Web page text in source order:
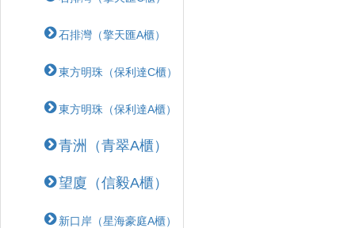
石排灣（擎天匯A櫃）
東方明珠（保利達C櫃）
東方明珠（保利達A櫃）
青洲（青翠A櫃）
望廈（信毅A櫃）
新口岸（星海豪庭A櫃）